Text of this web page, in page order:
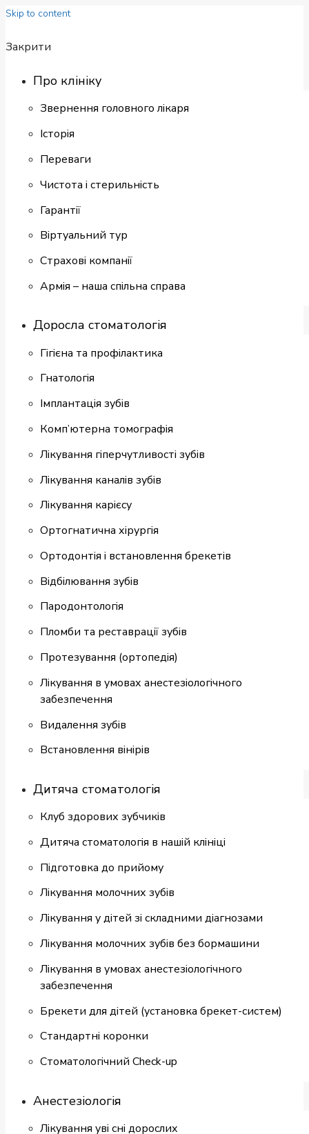
Skip to content
Закрити
Про клініку
Звернення головного лікаря
Історія
Переваги
Чистота і стерильність
Гарантії
Віртуальний тур
Страхові компанії
Армія – наша спільна справа
Доросла стоматологія
Гігієна та профілактика
Гнатологія
Імплантація зубів
Комп’ютерна томографія
Лікування гіперчутливості зубів
Лікування каналів зубів
Лікування карієсу
Ортогнатична хірургія
Ортодонтія і встановлення брекетів
Відбілювання зубів
Пародонтологія
Пломби та реставрації зубів
Протезування (ортопедія)
Лікування в умовах анестезіологічного
забезпечення
Видалення зубів
Встановлення вінірів
Дитяча стоматологія
Клуб здорових зубчиків
Дитяча стоматологія в нашій клініці
Підготовка до прийому
Лікування молочних зубів
Лікування у дітей зі складними діагнозами
Лікування молочних зубів без бормашини
Лікування в умовах анестезіологічного
забезпечення
Брекети для дітей (установка брекет-систем)
Cтандартні коронки
Стоматологiчний Check-up
Анестезіологія
Лікування уві сні дорослих